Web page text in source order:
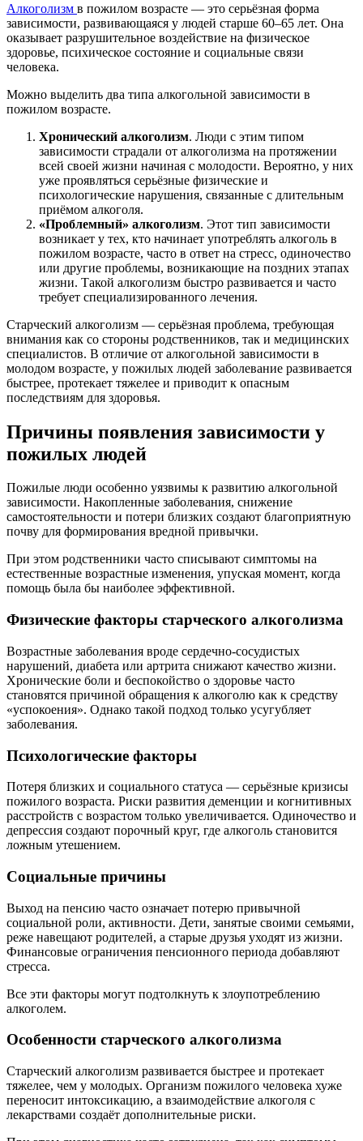
Алкоголизм в пожилом возрасте — это серьёзная форма
зависимости, развивающаяся у людей старше 60–65 лет. Она
оказывает разрушительное воздействие на физическое
здоровье, психическое состояние и социальные связи
человека.
Можно выделить два типа алкогольной зависимости в
пожилом возрасте.
Хронический алкоголизм. Люди с этим типом
зависимости страдали от алкоголизма на протяжении
всей своей жизни начиная с молодости. Вероятно, у них
уже проявляться серьёзные физические и
психологические нарушения, связанные с длительным
приёмом алкоголя.
«Проблемный» алкоголизм. Этот тип зависимости
возникает у тех, кто начинает употреблять алкоголь в
пожилом возрасте, часто в ответ на стресс, одиночество
или другие проблемы, возникающие на поздних этапах
жизни. Такой алкоголизм быстро развивается и часто
требует специализированного лечения.
Старческий алкоголизм — серьёзная проблема, требующая
внимания как со стороны родственников, так и медицинских
специалистов. В отличие от алкогольной зависимости в
молодом возрасте, у пожилых людей заболевание развивается
быстрее, протекает тяжелее и приводит к опасным
последствиям для здоровья.
Причины появления зависимости у
пожилых людей
Пожилые люди особенно уязвимы к развитию алкогольной
зависимости. Накопленные заболевания, снижение
самостоятельности и потери близких создают благоприятную
почву для формирования вредной привычки.
При этом родственники часто списывают симптомы на
естественные возрастные изменения, упуская момент, когда
помощь была бы наиболее эффективной.
Физические факторы старческого алкоголизма
Возрастные заболевания вроде сердечно-сосудистых
нарушений, диабета или артрита снижают качество жизни.
Хронические боли и беспокойство о здоровье часто
становятся причиной обращения к алкоголю как к средству
«успокоения». Однако такой подход только усугубляет
заболевания.
Психологические факторы
Потеря близких и социального статуса — серьёзные кризисы
пожилого возраста. Риски развития деменции и когнитивных
расстройств с возрастом только увеличивается. Одиночество и
депрессия создают порочный круг, где алкоголь становится
ложным утешением.
Социальные причины
Выход на пенсию часто означает потерю привычной
социальной роли, активности. Дети, занятые своими семьями,
реже навещают родителей, а старые друзья уходят из жизни.
Финансовые ограничения пенсионного периода добавляют
стресса.
Все эти факторы могут подтолкнуть к злоупотреблению
алкоголем.
Особенности старческого алкоголизма
Старческий алкоголизм развивается быстрее и протекает
тяжелее, чем у молодых. Организм пожилого человека хуже
переносит интоксикацию, а взаимодействие алкоголя с
лекарствами создаёт дополнительные риски.